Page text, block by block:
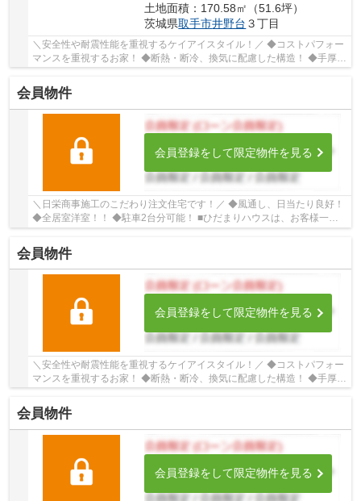
土地面積：170.58㎡（51.6坪）
茨城県取手市井野台 ３丁目
＼安全性や耐震性能を重視するケイアイスタイル！／ ◆コストパフォー
マンスを重視するお家！ ◆断熱・断冷、換気に配慮した構造！ ◆手厚い
サポート体制！点検や保証内容が充実してます...
会員物件
会員登録をして限定物件を見る
＼日栄商事施工のこだわり注文住宅です！／ ◆風通し、日当たり良好！
◆全居室洋室！！ ◆駐車2台分可能！ ■ひだまりハウスは、お客様一人
ひとりの幸せを描くマイホームを叶えるために...
会員物件
会員登録をして限定物件を見る
＼安全性や耐震性能を重視するケイアイスタイル！／ ◆コストパフォー
マンスを重視するお家！ ◆断熱・断冷、換気に配慮した構造！ ◆手厚い
会員物件
会員登録をして限定物件を見る